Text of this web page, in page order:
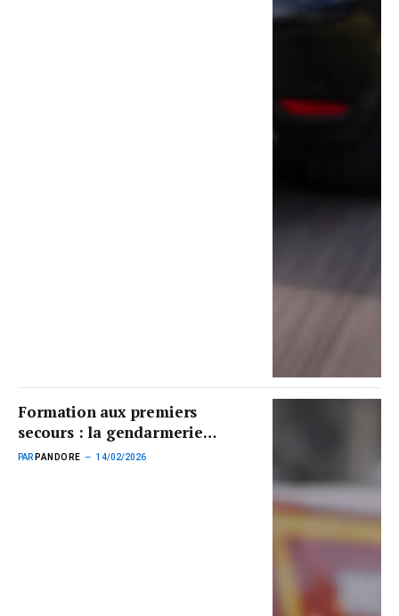
Formation aux premiers
secours : la gendarmerie
autorisée à déroger au taux
PAR PANDORE 14/02/2026